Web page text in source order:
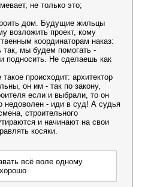
не только это;
дом. Будущие жильцы
возложить проект, кому
координаторам наказ:
так, мы будем помогать -
подносить. Не сделаешь как
происходит: архитектор
он им - так по закону,
если и выбрали, то он
недоволен - иди в суд! А судья
строительного
и начинают на свои
косяки.
всё воле одному